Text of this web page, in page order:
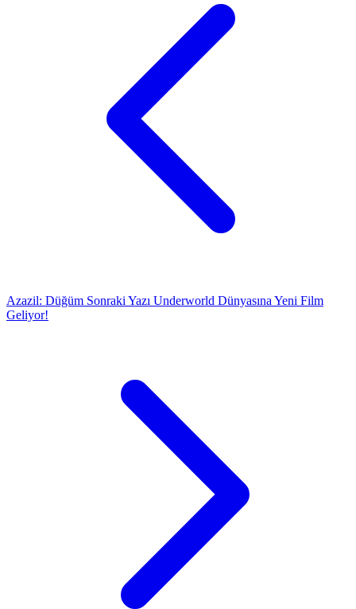
Azazil: Düğüm Sonraki Yazı Underworld Dünyasına Yeni Film
Geliyor!